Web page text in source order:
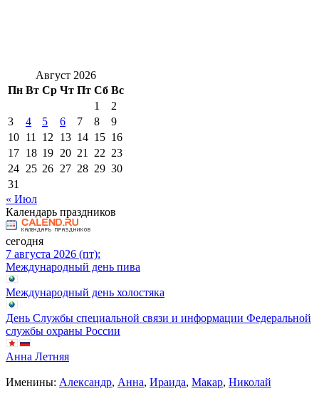
Август 2026
Пн Вт Ср Чт Пт Сб Вс
1
2
3
4 5 6 7 8
9
10 11 12 13 14 15 16
17 18 19 20 21 22 23
24 25 26 27 28 29 30
31
« Июл
Календарь праздников
сегодня
7 августа 2026 (пт):
Международный день пива
Международный день холостяка
День Службы специальной связи и информации Федеральной
службы охраны России
Анна Летняя
Именины: Александр, Анна, Ираида, Макар, Николай